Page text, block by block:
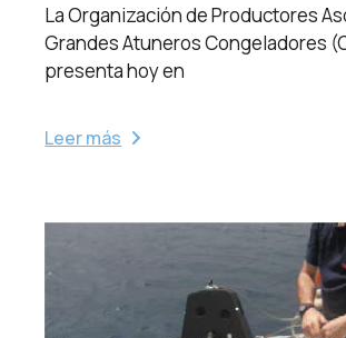
La Organización de Productores
Grandes Atuneros Congeladores
presenta hoy en
Leer más